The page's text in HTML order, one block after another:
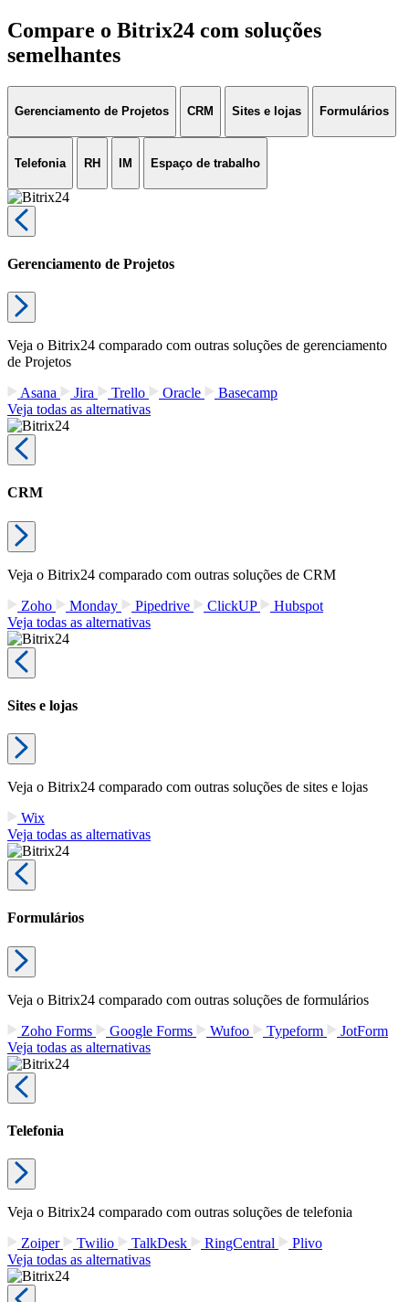
Compare o Bitrix24 com soluções
semelhantes
Gerenciamento de Projetos CRM Sites e lojas Formulários
Telefonia RH IM Espaço de trabalho
Gerenciamento de Projetos
Veja o Bitrix24 comparado com outras soluções de gerenciamento
de Projetos
Asana
Jira Trello Oracle
Basecamp
Veja todas as alternativas
CRM
Veja o Bitrix24 comparado com outras soluções de CRM
Zoho
Monday Pipedrive ClickUP
Hubspot
Veja todas as alternativas
Sites e lojas
Veja o Bitrix24 comparado com outras soluções de sites e lojas
Wix
Veja todas as alternativas
Formulários
Veja o Bitrix24 comparado com outras soluções de formulários
Zoho Forms
Google Forms Wufoo Typeform
JotForm
Veja todas as alternativas
Telefonia
Veja o Bitrix24 comparado com outras soluções de telefonia
Zoiper
Twilio TalkDesk RingCentral
Plivo
Veja todas as alternativas